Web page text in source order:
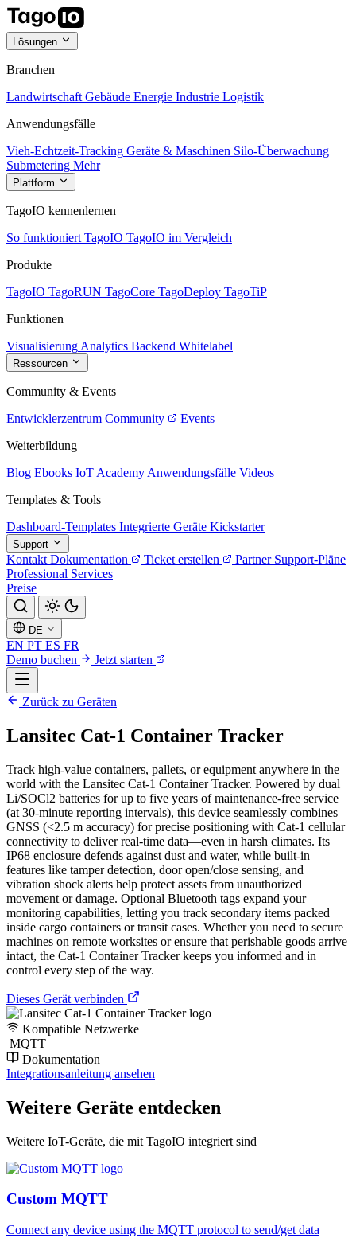
Lösungen
Branchen
Landwirtschaft Gebäude Energie Industrie Logistik
Anwendungsfälle
Vieh-Echtzeit-Tracking Geräte & Maschinen Silo-Überwachung
Submetering Mehr
Plattform
TagoIO kennenlernen
So funktioniert TagoIO TagoIO im Vergleich
Produkte
TagoIO TagoRUN TagoCore TagoDeploy TagoTiP
Funktionen
Visualisierung Analytics Backend Whitelabel
Ressourcen
Community & Events
Entwicklerzentrum Community
Events
Weiterbildung
Blog Ebooks IoT Academy Anwendungsfälle Videos
Templates & Tools
Dashboard-Templates Integrierte Geräte Kickstarter
Support
Kontakt Dokumentation Ticket erstellen Partner Support-Pläne
Professional Services
Preise
DE
EN PT ES FR
Demo buchen
Jetzt starten
Zurück zu Geräten
Lansitec Cat-1 Container Tracker
Track high-value containers, pallets, or equipment anywhere in the
world with the Lansitec Cat-1 Container Tracker. Powered by dual
Li/SOCl2 batteries for up to five years of maintenance-free service
(at 30-minute reporting intervals), this device seamlessly combines
GNSS (<2.5 m accuracy) for precise positioning with Cat-1 cellular
connectivity to deliver real-time data—even in harsh climates. Its
IP68 enclosure defends against dust and water, while built-in
features like tamper detection, door open/close sensing, and
vibration shock alerts help protect assets from unauthorized
movement or damage. Optional Bluetooth tags expand your
monitoring capabilities, letting you track secondary items packed
inside cargo containers or transit cases. Whether you need to secure
machines on remote worksites or ensure that perishable goods arrive
intact, the Cat-1 Container Tracker keeps you informed and in
control every step of the way.
Dieses Gerät verbinden
Kompatible Netzwerke
MQTT
Dokumentation
Integrationsanleitung ansehen
Weitere Geräte entdecken
Weitere IoT-Geräte, die mit TagoIO integriert sind
Custom MQTT
Connect any device using the MQTT protocol to send/get data